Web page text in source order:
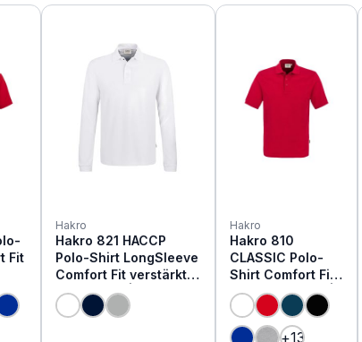
verfügbar.)
nicht verfügbar.)
Fit
2
Hakro
Hakro 821 HACCP
Polo-Shirt LongSleeve
Comfort Fit verstärkte
Baumwolle | 1/1 arm
Hakro
Hakro 810
CLASSIC Polo-
Shirt Comfort Fit
aus Baumwolle |
1/2 arm
+13